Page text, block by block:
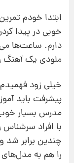
ابتدا خودم
خوبی در پیدا
دارم. ساعت‌ها
ملودی یک آهنگ
خیلی زود
پیشرفت باید
مدرس بسیار خوب
با افراد
چندین برابر شد
را هم به مدل‌های